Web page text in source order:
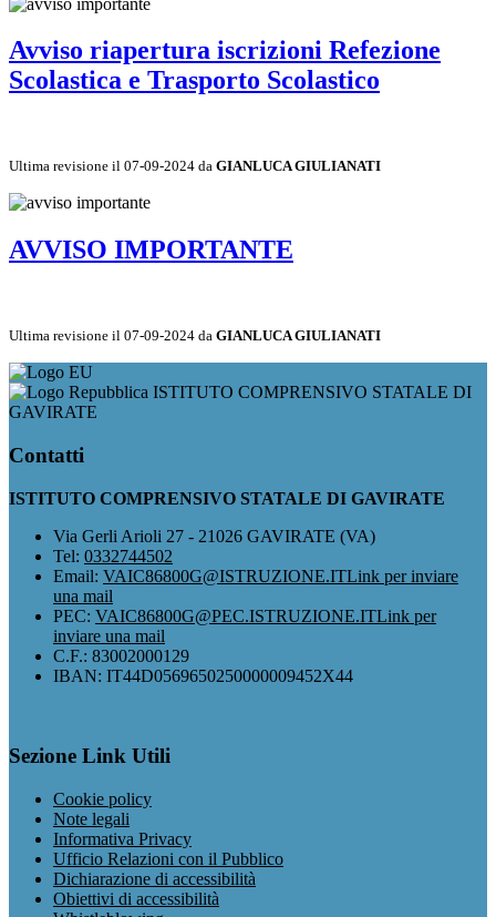
Avviso riapertura iscrizioni Refezione
Scolastica e Trasporto Scolastico
Ultima revisione il 07-09-2024 da GIANLUCA GIULIANATI
AVVISO IMPORTANTE
Ultima revisione il 07-09-2024 da GIANLUCA GIULIANATI
ISTITUTO COMPRENSIVO STATALE DI
GAVIRATE
Contatti
ISTITUTO COMPRENSIVO STATALE DI GAVIRATE
Via Gerli Arioli 27 - 21026 GAVIRATE (VA)
Tel: 0332744502
Email: VAIC86800G@ISTRUZIONE.ITLink per inviare
una mail
PEC: VAIC86800G@PEC.ISTRUZIONE.ITLink per
inviare una mail
C.F.: 83002000129
IBAN: IT44D0569650250000009452X44
Sezione Link Utili
Cookie policy
Note legali
Informativa Privacy
Ufficio Relazioni con il Pubblico
Dichiarazione di accessibilità
Obiettivi di accessibilità